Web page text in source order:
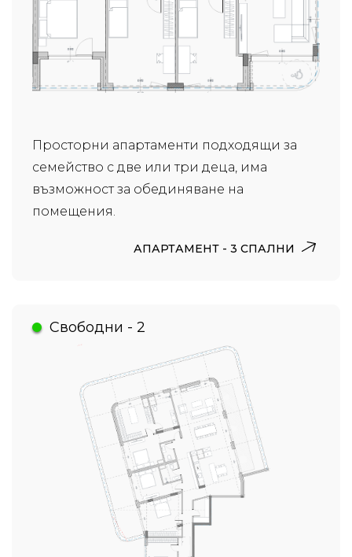
Просторни апартаменти подходящи за
семейство с две или три деца, има
възможност за обединяване на
помещения.
АПАРТАМЕНТ - 3 СПАЛНИ
Свободни - 2